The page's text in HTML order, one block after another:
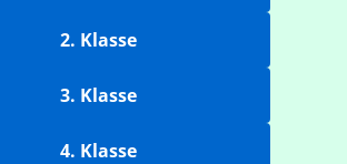
2. Klasse
3. Klasse
4. Klasse